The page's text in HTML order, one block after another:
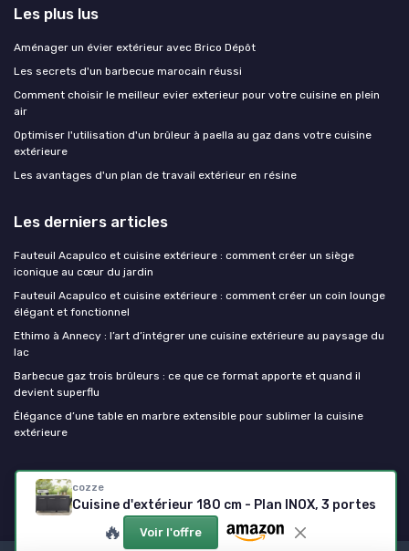
cozze
Cuisine d'extérieur 180 cm - Plan INOX, 3 portes
🔥 Voir l'offre
Les plus lus
Aménager un évier extérieur avec Brico Dépôt
Les secrets d'un barbecue marocain réussi
Comment choisir le meilleur evier exterieur pour votre cuisine en plein
air
Optimiser l'utilisation d'un brûleur à paella au gaz dans votre cuisine
extérieure
Les avantages d'un plan de travail extérieur en résine
Les derniers articles
Fauteuil Acapulco et cuisine extérieure : comment créer un siège
iconique au cœur du jardin
Fauteuil Acapulco et cuisine extérieure : comment créer un coin lounge
élégant et fonctionnel
Ethimo à Annecy : l’art d’intégrer une cuisine extérieure au paysage du
lac
Barbecue gaz trois brûleurs : ce que ce format apporte et quand il
devient superflu
Élégance d’une table en marbre extensible pour sublimer la cuisine
extérieure
Ma cuisine exterieure